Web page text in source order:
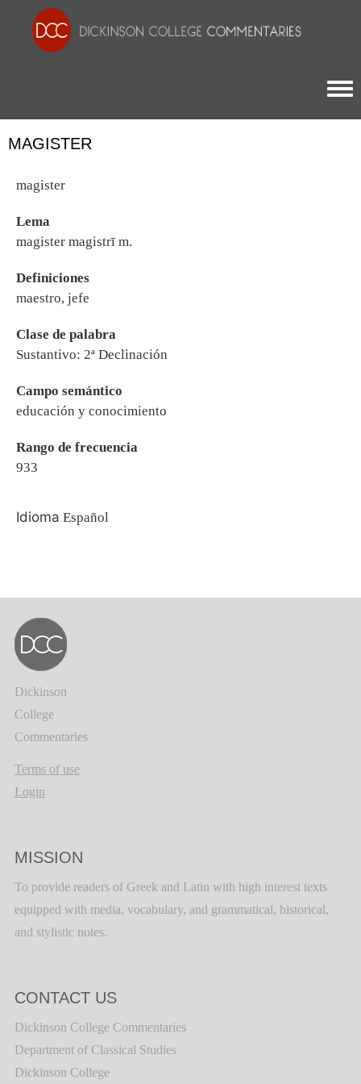
MAGISTER
magister
Lema
magister magistrī m.
Definiciones
maestro, jefe
Clase de palabra
Sustantivo: 2ª Declinación
Campo semántico
educación y conocimiento
Rango de frecuencia
933
Idioma Español
Dickinson
College
Commentaries
Terms of use
Login
MISSION
To provide readers of Greek and Latin with high interest texts
equipped with media, vocabulary, and grammatical, historical,
and stylistic notes.
CONTACT US
Dickinson College Commentaries
Department of Classical Studies
Dickinson College